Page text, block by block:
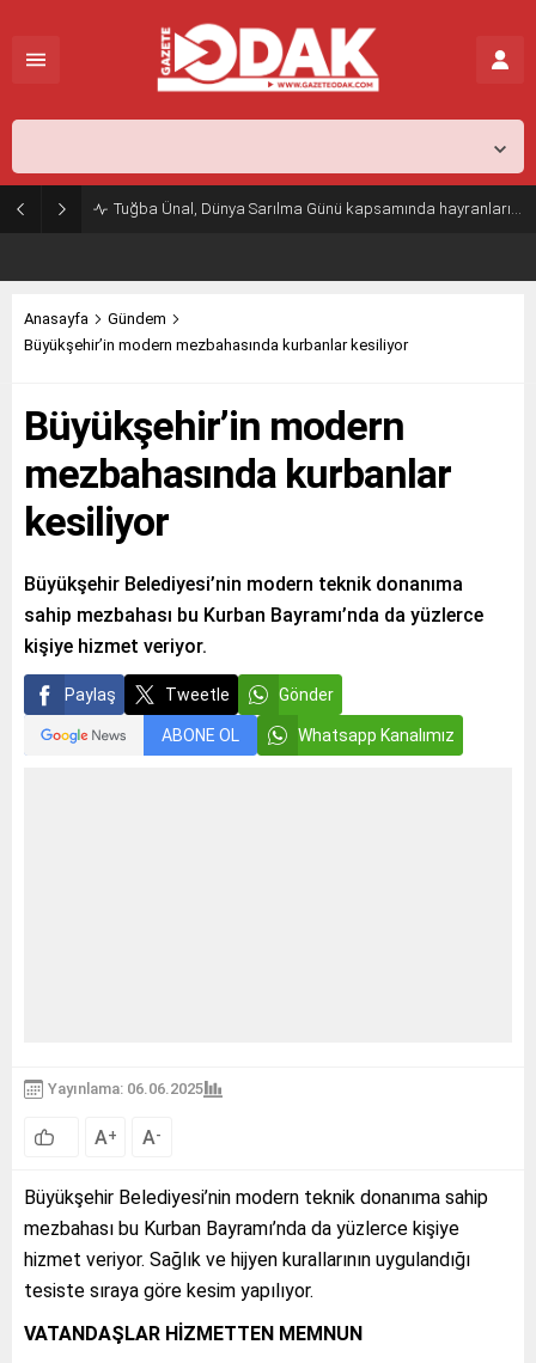
Tuğba Ünal, Dünya Sarılma Günü kapsamında hayranlarıyla buluştu
Anasayfa
Gündem
Büyükşehir’in modern mezbahasında kurbanlar kesiliyor
Büyükşehir’in modern
mezbahasında kurbanlar
kesiliyor
Büyükşehir Belediyesi’nin modern teknik donanıma
sahip mezbahası bu Kurban Bayramı’nda da yüzlerce
kişiye hizmet veriyor.
Paylaş Tweetle Gönder
ABONE OL Whatsapp Kanalımız
Yayınlama: 06.06.2025
A+ A-
Büyükşehir Belediyesi’nin modern teknik donanıma sahip
mezbahası bu Kurban Bayramı’nda da yüzlerce kişiye
hizmet veriyor. Sağlık ve hijyen kurallarının uygulandığı
tesiste sıraya göre kesim yapılıyor.
VATANDAŞLAR HİZMETTEN MEMNUN